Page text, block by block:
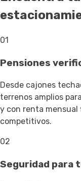
01
Pensiones
Desde cajones
terrenos amplios
y con renta
competitivos.
02
Seguridad para